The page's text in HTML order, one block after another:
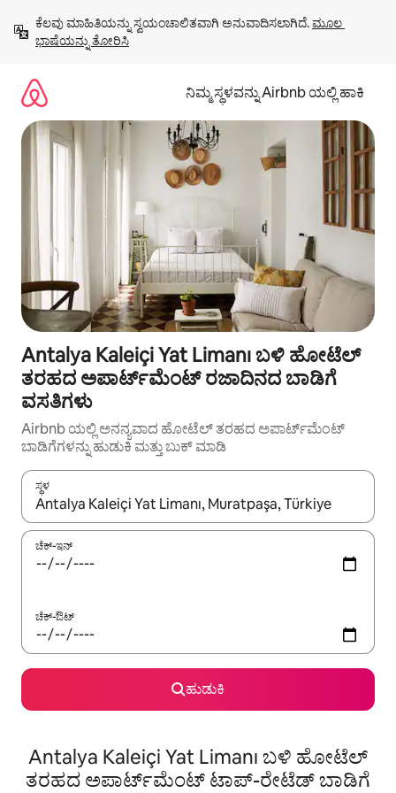
ಹೋಗಿ
ಕೆಲವು ಮಾಹಿತಿಯನ್ನು ಸ್ವಯಂಚಾಲಿತವಾಗಿ ಅನುವಾದಿಸಲಾಗಿದೆ. ಮೂಲ
ಭಾಷೆಯನ್ನು ತೋರಿಸಿ
ನಿಮ್ಮ ಸ್ಥಳವನ್ನು Airbnb ಯಲ್ಲಿ ಹಾಕಿ
Antalya Kaleiçi Yat Limanı ಬಳಿ ಹೋಟೆಲ್
ತರಹದ ಅಪಾರ್ಟ್‌‌ಮೆಂಟ್ ರಜಾದಿನದ ಬಾಡಿಗೆ
ವಸತಿಗಳು
Airbnb ಯಲ್ಲಿ ಅನನ್ಯವಾದ ಹೋಟೆಲ್ ತರಹದ ಅಪಾರ್ಟ್‌‌ಮೆಂಟ್
ಬಾಡಿಗೆಗಳನ್ನು ಹುಡುಕಿ ಮತ್ತು ಬುಕ್ ಮಾಡಿ
ಸ್ಥಳ
ಫಲಿತಾಂಶಗಳು ಲಭ್ಯವಿರುವಾಗ, ಅಪ್ ಮತ್ತು ಡೌನ್ ಬಾಣದ ಕೀಲಿಗಳೊಂದಿಗೆ
ಚೆಕ್-ಇನ್
ಚೆಕ್-ಔಟ್
ಹುಡುಕಿ
Antalya Kaleiçi Yat Limanı ಬಳಿ ಹೋಟೆಲ್
ತರಹದ ಅಪಾರ್ಟ್‌‌ಮೆಂಟ್ ಟಾಪ್-ರೇಟೆಡ್ ಬಾಡಿಗೆ